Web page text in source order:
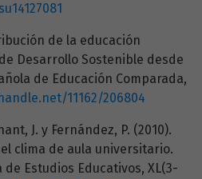
de la educación
Desarrollo Sostenible desde
de Educación Comparada,
11162/206804
J. y Fernández, P. (2010).
clima de aula universitario.
Estudios Educativos, XL(3-